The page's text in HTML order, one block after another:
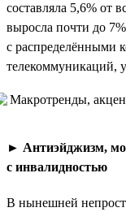
составляла 5,6% от
выросла почти до
с распределёнными
телекоммуникаций,
► Антиэйджизм,
с инвалидностью
В нынешней